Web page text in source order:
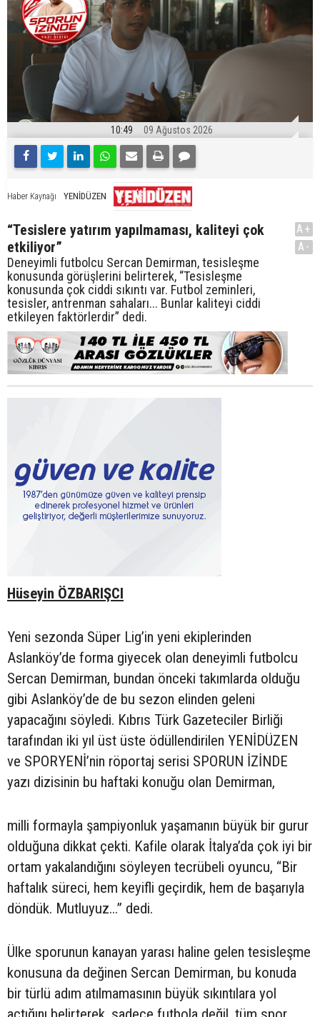
10:49 09 Ağustos 2026
Haber Kaynağı YENİDÜZEN
“Tesislere yatırım yapılmaması, kaliteyi çok
etkiliyor”
Deneyimli futbolcu Sercan Demirman, tesisleşme
konusunda görüşlerini belirterek, “Tesisleşme
konusunda çok ciddi sıkıntı var. Futbol zeminleri,
tesisler, antrenman sahaları... Bunlar kaliteyi ciddi
etkileyen faktörlerdir” dedi.
A+
A-
Hüseyin ÖZBARIŞCI
Yeni sezonda Süper Lig’in yeni ekiplerinden
Aslanköy’de forma giyecek olan deneyimli futbolcu
Sercan Demirman, bundan önceki takımlarda olduğu
gibi Aslanköy’de de bu sezon elinden geleni
yapacağını söyledi. Kıbrıs Türk Gazeteciler Birliği
tarafından iki yıl üst üste ödüllendirilen YENİDÜZEN
ve SPORYENİ’nin röportaj serisi SPORUN İZİNDE
yazı dizisinin bu haftaki konuğu olan Demirman,
milli formayla şampiyonluk yaşamanın büyük bir gurur
olduğuna dikkat çekti. Kafile olarak İtalya’da çok iyi bir
ortam yakalandığını söyleyen tecrübeli oyuncu, “Bir
haftalık süreci, hem keyifli geçirdik, hem de başarıyla
döndük. Mutluyuz...” dedi.
Ülke sporunun kanayan yarası haline gelen tesisleşme
konusuna da değinen Sercan Demirman, bu konuda
bir türlü adım atılmamasının büyük sıkıntılara yol